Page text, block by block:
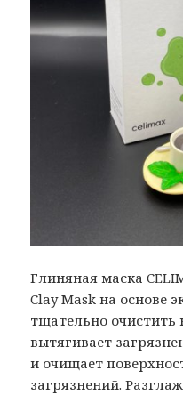
Глиняная маска
Clay Mask на основе
тщательно очистить
вытягивает
и очищает
загрязнений.